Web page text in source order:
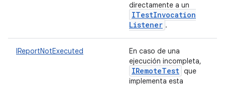
directamente a un
ITestInvocation
Listener .
IReportNotExecuted
En caso de una
ejecución incompleta,
IRemoteTest que
implementa esta